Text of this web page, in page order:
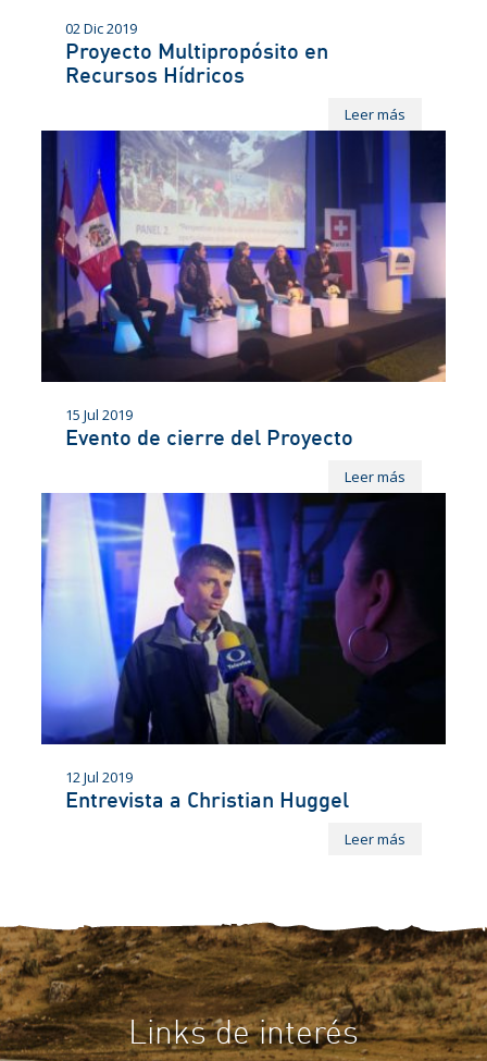
02 Dic 2019
Proyecto Multipropósito en
Recursos Hídricos
Leer más
15 Jul 2019
Evento de cierre del Proyecto
Leer más
12 Jul 2019
Entrevista a Christian Huggel
Leer más
Links de interés